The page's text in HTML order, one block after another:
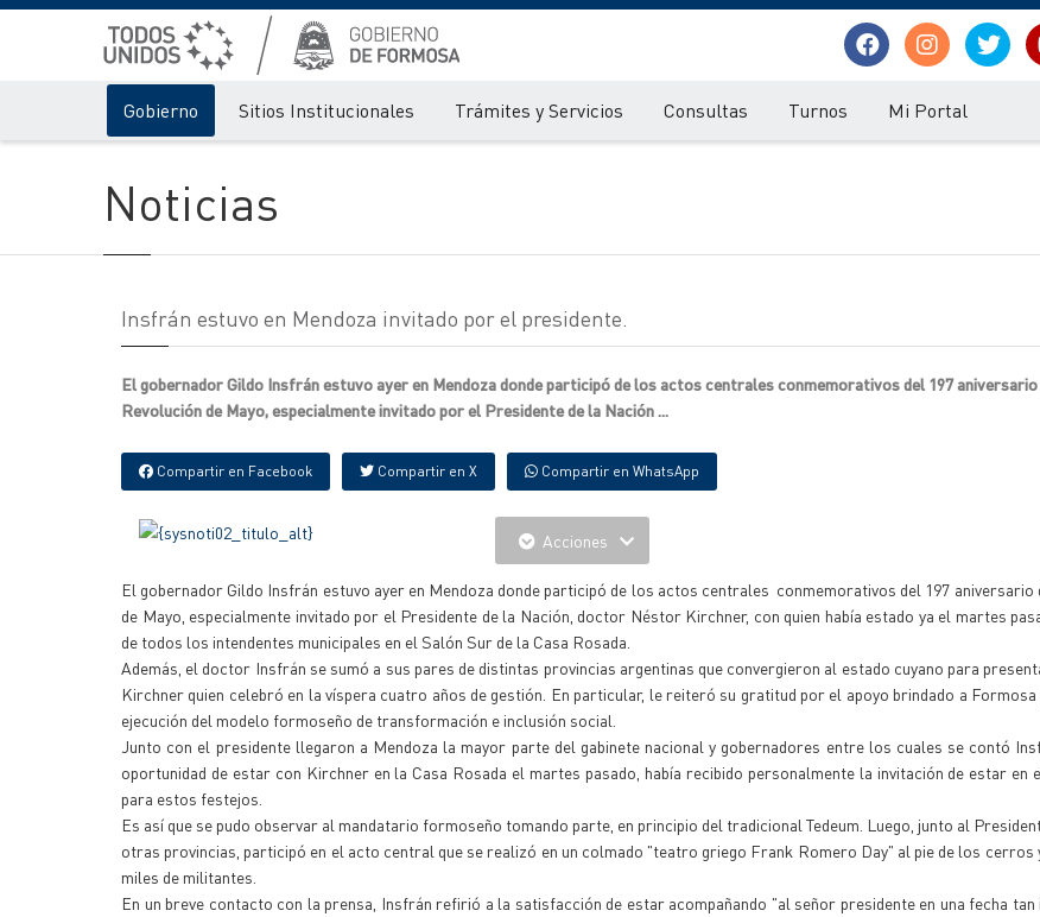
Gobierno Sitios Institucionales Trámites y Servicios Consultas Turnos Mi Portal
Noticias
Insfrán estuvo en Mendoza invitado por el presidente.
El gobernador Gildo Insfrán estuvo ayer en Mendoza donde participó de los actos centrales conmemorativos del 197 aniversario
Revolución de Mayo, especialmente invitado por el Presidente de la Nación ...
Compartir en Facebook Compartir en X Compartir en WhatsApp
Acciones
El gobernador Gildo Insfrán estuvo ayer en Mendoza donde participó de los actos centrales conmemorativos del 197 aniversario
de Mayo, especialmente invitado por el Presidente de la Nación, doctor Néstor Kirchner, con quien había estado ya el martes
de todos los intendentes municipales en el Salón Sur de la Casa Rosada.
Además, el doctor Insfrán se sumó a sus pares de distintas provincias argentinas que convergieron al estado cuyano para
Kirchner quien celebró en la víspera cuatro años de gestión. En particular, le reiteró su gratitud por el apoyo brindado a
ejecución del modelo formoseño de transformación e inclusión social.
Junto con el presidente llegaron a Mendoza la mayor parte del gabinete nacional y gobernadores entre los cuales se contó
oportunidad de estar con Kirchner en la Casa Rosada el martes pasado, había recibido personalmente la invitación de estar en
para estos festejos.
Es así que se pudo observar al mandatario formoseño tomando parte, en principio del tradicional Tedeum. Luego, junto al
otras provincias, participó en el acto central que se realizó en un colmado "teatro griego Frank Romero Day" al pie de los cerros
miles de militantes.
En un breve contacto con la prensa, Insfrán refirió a la satisfacción de estar acompañando "al señor presidente en una fecha